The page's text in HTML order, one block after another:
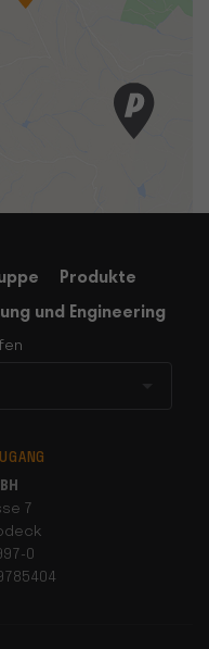
Produkte
und Engineering
7
0